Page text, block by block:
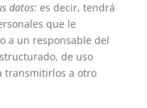
datos: es decir, tendrá
que le
a un responsable del
de uso
transmitirlos a otro